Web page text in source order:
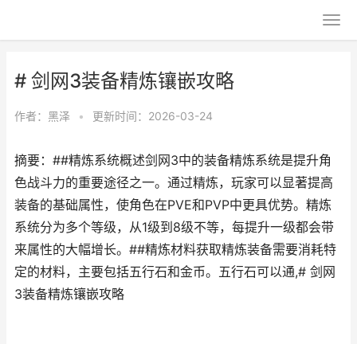
# 剑网3装备精炼镶嵌攻略
作者： 黑泽 • 更新时间：2026-03-24
摘要：##精炼系统概述剑网3中的装备精炼系统是提升角
色战斗力的重要途径之一。通过精炼，玩家可以显著提高
装备的基础属性，使角色在PVE和PVP中更具优势。精炼
系统分为多个等级，从1级到8级不等，每提升一级都会带
来属性的大幅增长。##精炼材料获取精炼装备需要消耗特
定的材料，主要包括五行石和金币。五行石可以通,# 剑网
3装备精炼镶嵌攻略